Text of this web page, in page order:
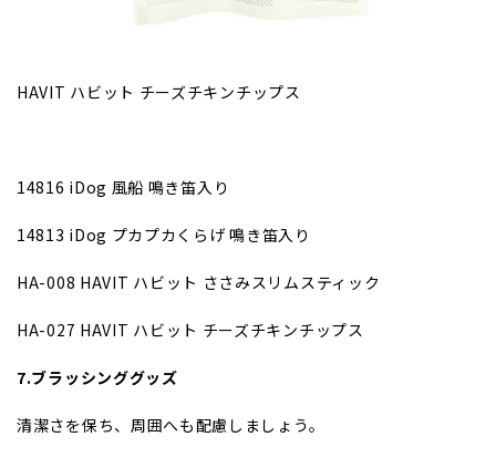
HAVIT ハビット チーズチキンチップス
14816 iDog 風船 鳴き笛入り
14813 iDog プカプカくらげ 鳴き笛入り
HA-008 HAVIT ハビット ささみスリムスティック
HA-027 HAVIT ハビット チーズチキンチップス
7.ブラッシンググッズ
清潔さを保ち、周囲へも配慮しましょう。